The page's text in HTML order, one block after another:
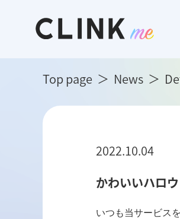
Top page News
2022.10.04
かわいいハロ
いつも当サービス